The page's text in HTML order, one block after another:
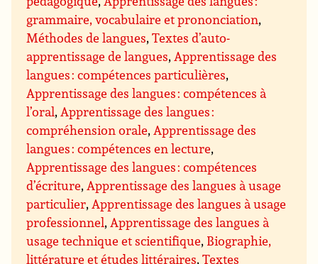
grammaire, vocabulaire et prononciation,
Méthodes de langues,Textes d’auto-
apprentissage de langues,Apprentissage des
langues : compétences particulières,
Apprentissage des langues : compétences à
l’oral,Apprentissage des langues :
compréhension orale,Apprentissage des
langues : compétences en lecture,
Apprentissage des langues : compétences
d’écriture,Apprentissage des langues à usage
particulier,Apprentissage des langues à usage
professionnel,Apprentissage des langues à
usage technique et scientifique, Biographie,
littérature et études littéraires,Textes